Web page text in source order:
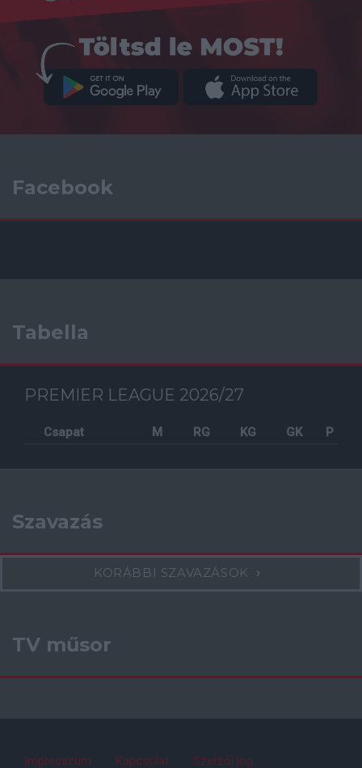
Facebook
Tabella
PREMIER LEAGUE 2026/27
Csapat M RG KG GK P
Szavazás
KORÁBBI SZAVAZÁSOK
TV műsor
Impresszum Kapcsolat Szerzői jog